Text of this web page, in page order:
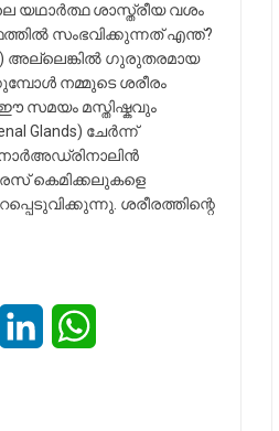
യഥാർത്ഥ ശാസ്ത്രീയ വശം
സംഭവിക്കുന്നത് എന്ത്?
അല്ലെങ്കിൽ ഗുരുതരമായ
നമ്മുടെ ശരീരം
സമയം മസ്തിഷ്കവും
Glands) ചേർന്ന്
നോർഅഡ്രിനാലിൻ
കെമിക്കലുകളെ
ശരീരത്തിന്റെ
Reddit LinkedIn